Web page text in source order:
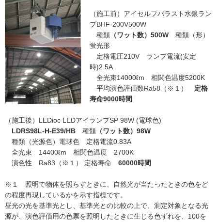
（施工前）アイセルフバラスト水銀ラン
プBHF-200V500W
種類 （ワット数）500W 種類（形）
蛍光形
定格電圧210V ランプ電流(安定
時)2.5A
全光束14000ℓm 相関色温度5200K
平均演色評価数Ra58（※１） 定格
寿命9000時間
（施工後）LEDioc LEDアイランプSP 98W (電球色)
LDRS98L-H-E39/HB 種類 （ワット数）98W
種類（光源色）電球色 定格電流0.83A
全光束 14400ℓm 相関色温度 2700K
演色性 Ra83（※１） 定格寿命 60000時間
※１ 照明で物体を照らすときに、自然光が当たったときの色をど
の程度再現しているかを示す指標です。
昼光の光を基準光とし、基準光との比較の上で、測定対象となる光
源が、演色評価用の色票を照明したときに生じる色ずれを、100を